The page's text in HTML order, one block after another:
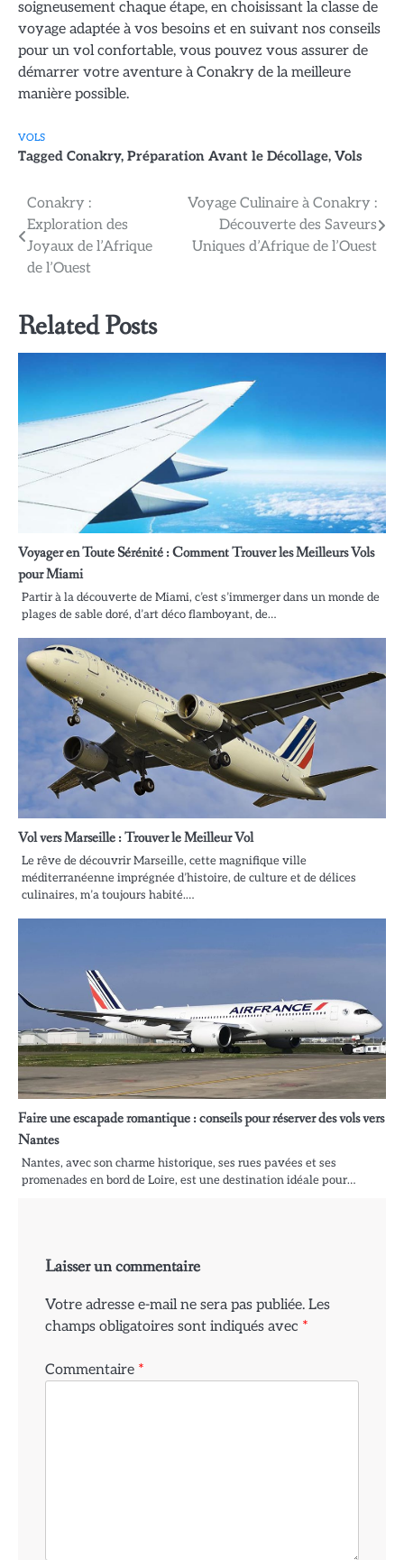
soigneusement chaque étape, en choisissant la classe de
voyage adaptée à vos besoins et en suivant nos conseils
pour un vol confortable, vous pouvez vous assurer de
démarrer votre aventure à Conakry de la meilleure
manière possible.
VOLS
Tagged Conakry, Préparation Avant le Décollage, Vols
Navigation
de
l’article
Conakry :
Exploration des
Joyaux de l’Afrique
de l’Ouest
Voyage Culinaire à Conakry :
Découverte des Saveurs
Uniques d’Afrique de l’Ouest
Related Posts
Voyager en Toute Sérénité : Comment Trouver les Meilleurs Vols
pour Miami
Partir à la découverte de Miami, c’est s’immerger dans un monde de
plages de sable doré, d’art déco flamboyant, de…
Vol vers Marseille : Trouver le Meilleur Vol
Le rêve de découvrir Marseille, cette magnifique ville
méditerranéenne imprégnée d’histoire, de culture et de délices
culinaires, m’a toujours habité.…
Faire une escapade romantique : conseils pour réserver des vols vers
Nantes
Nantes, avec son charme historique, ses rues pavées et ses
promenades en bord de Loire, est une destination idéale pour…
Laisser un commentaire
Votre adresse e-mail ne sera pas publiée. Les
champs obligatoires sont indiqués avec *
Commentaire *